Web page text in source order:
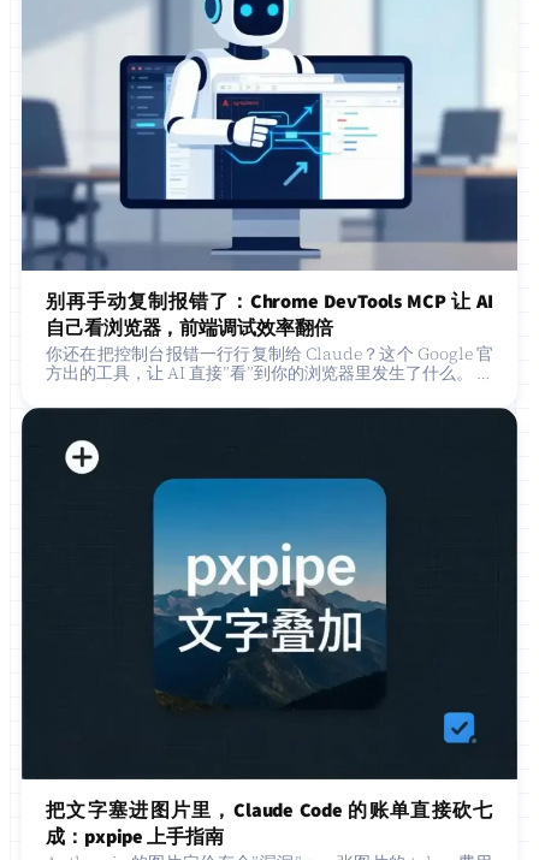
别再手动复制报错了：Chrome DevTools MCP 让 AI
自己看浏览器，前端调试效率翻倍
你还在把控制台报错一行行复制给 Claude？这个 Google 官
方出的工具，让 AI 直接”看”到你的浏览器里发生了什么。 做
把文字塞进图片里，Claude Code 的账单直接砍七
成：pxpipe 上手指南